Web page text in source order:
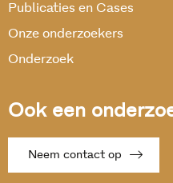
Publicaties en Cases
Onze onderzoekers
Onderzoek
Ook een
Neem contact op